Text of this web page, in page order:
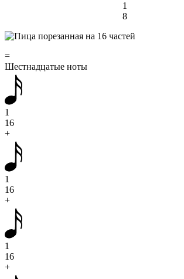
1
8
=
Шестнадцатые ноты
1
16
+
1
16
+
1
16
+